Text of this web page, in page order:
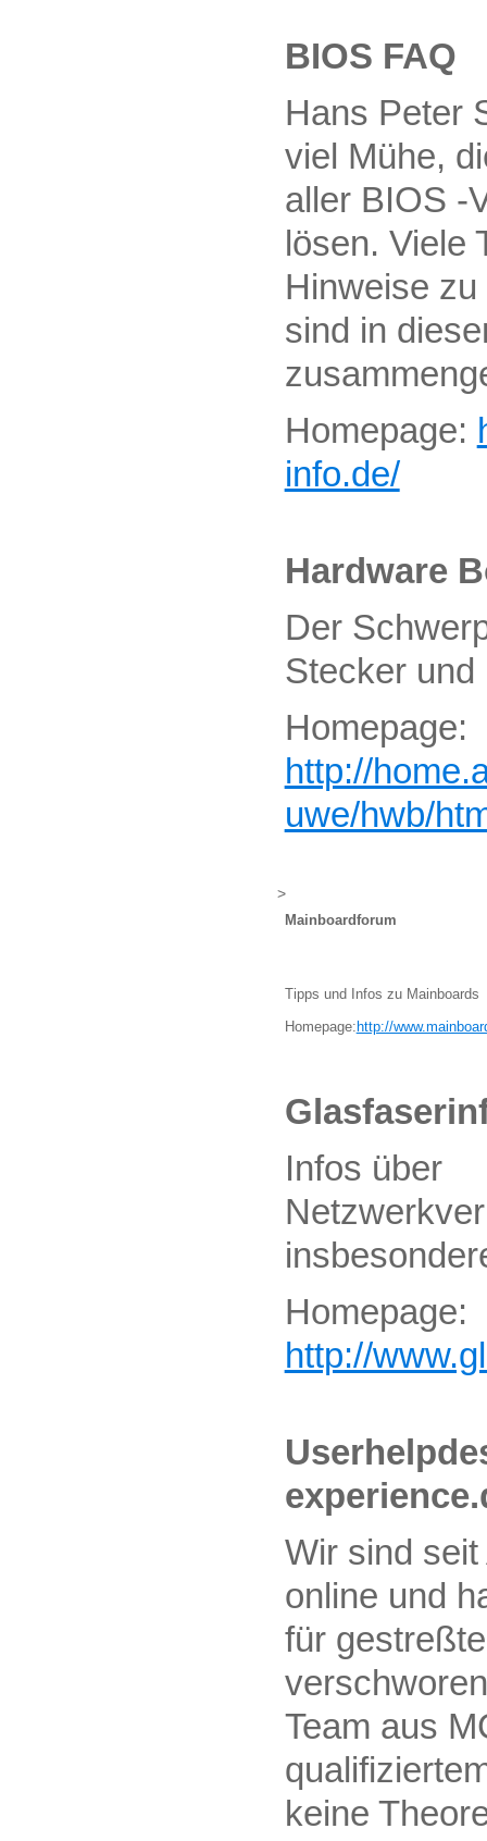
BIOS FAQ
Hans Peter
viel Mühe,
aller BIOS -
lösen. Viele
Hinweise
sind in
Homepage:
info.de/
Hardware
Der
Stecker und
Homepage:
http://
uwe/hwb/
>
Mainboardforum
Tipps und Infos zu Mainboards
Homepage:http://
Infos über
Homepage:
http://
Wir sind
online und
für
Team aus
keine